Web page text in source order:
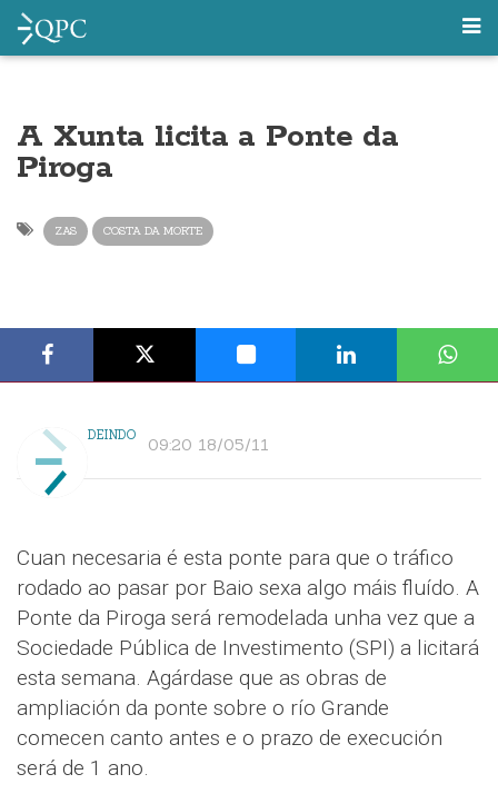
A Xunta licita a Ponte da
Piroga
ZAS COSTA DA MORTE
DEINDO 09:20 18/05/11
Cuan necesaria é esta ponte para que o tráfico
rodado ao pasar por Baio sexa algo máis fluído. A
Ponte da Piroga será remodelada unha vez que a
Sociedade Pública de Investimento (SPI) a licitará
esta semana. Agárdase que as obras de
ampliación da ponte sobre o río Grande
comecen canto antes e o prazo de execución
será de 1 ano.